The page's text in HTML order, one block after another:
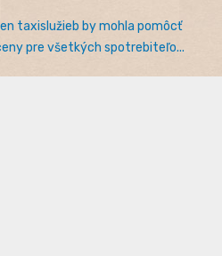
taxislužieb by mohla pomôcť
pre všetkých spotrebiteľo...